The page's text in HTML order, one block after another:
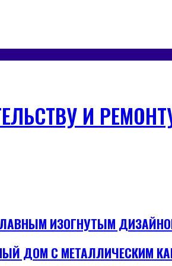
И
ИЗОГНУТЫМ
ДОМ С МЕТАЛЛИЧЕСКИМ